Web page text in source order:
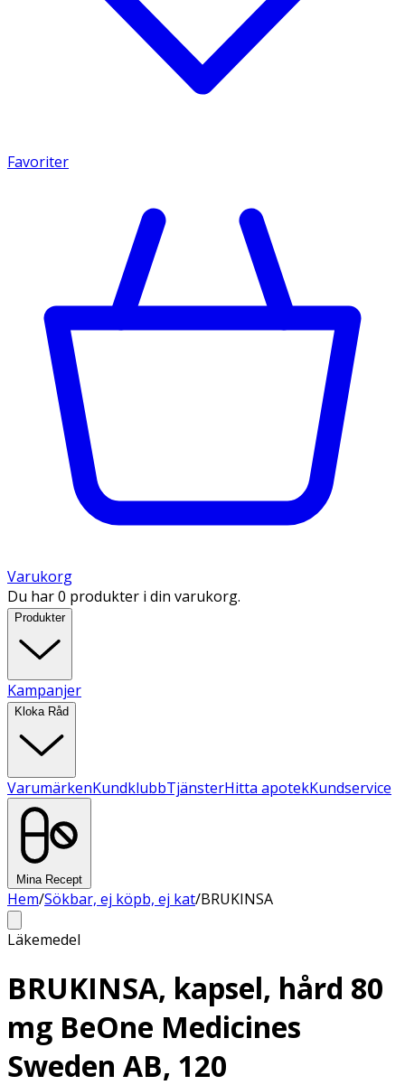
Favoriter
Varukorg
Du har 0 produkter i din varukorg.
Produkter
Kampanjer
Kloka Råd
VarumärkenKundklubbTjänsterHitta apotekKundservice
Mina Recept
Hem/Sökbar, ej köpb, ej kat/BRUKINSA
Läkemedel
BRUKINSA, kapsel, hård 80
mg BeOne Medicines
Sweden AB, 120